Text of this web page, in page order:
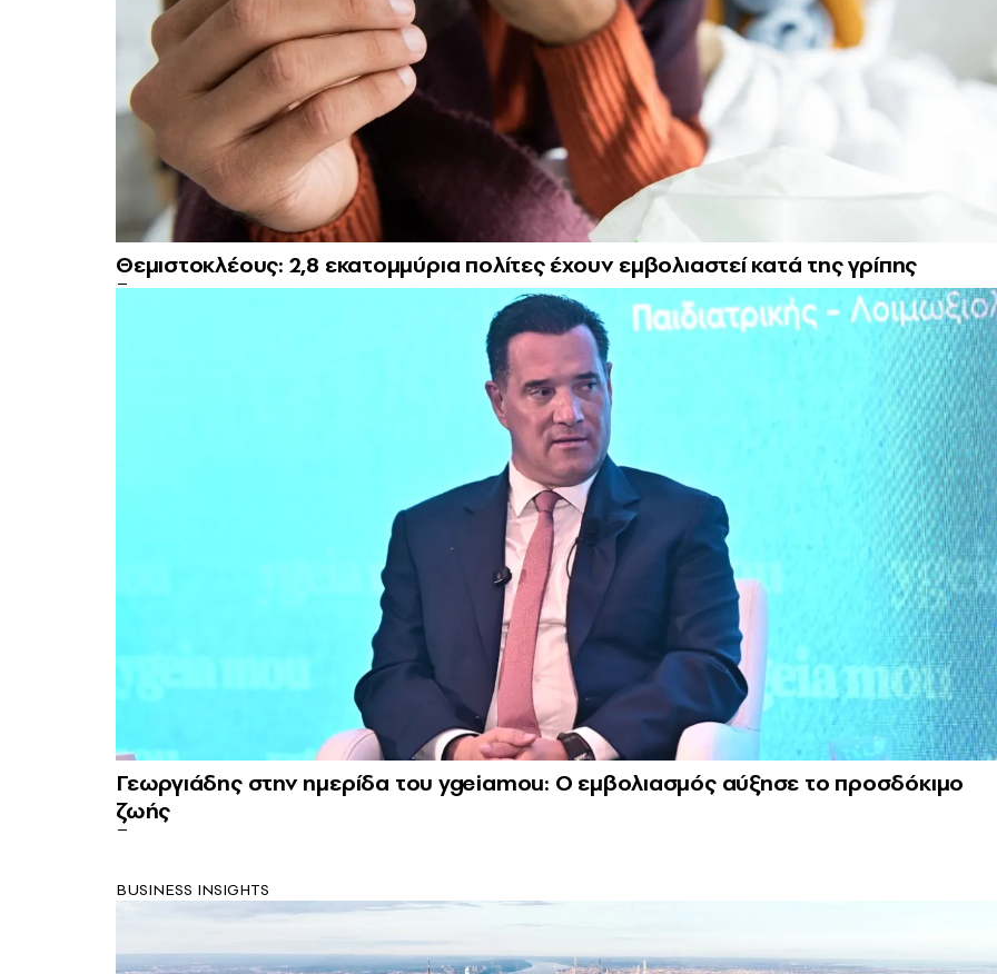
Θεμιστοκλέους: 2,8 εκατομμύρια πολίτες έχουν εμβολιαστεί κατά της γρίπης
Γεωργιάδης στην ημερίδα του ygeiamou: Ο εμβολιασμός αύξησε το προσδόκιμο
ζωής
BUSINESS INSIGHTS